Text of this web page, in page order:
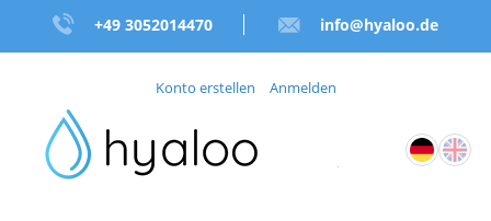
+49 3052014470 info@hyaloo.de
Konto erstellen Anmelden